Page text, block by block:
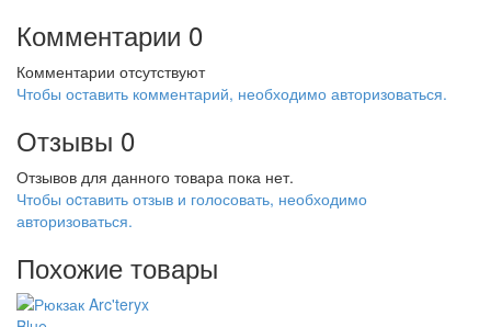
Комментарии 0
Комментарии отсутствуют
Чтобы оставить комментарий, необходимо авторизоваться.
Отзывы 0
Отзывов для данного товара пока нет.
Чтобы оcтавить отзыв и голосовать, необходимо
авторизоваться.
Похожие товары